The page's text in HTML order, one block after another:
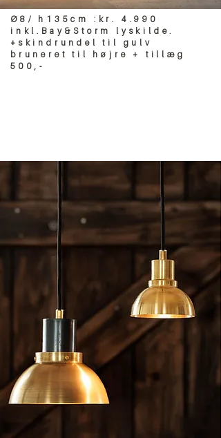
Ø8/ h135cm :kr. 4.990
inkl.Bay&Storm lyskilde.
+skindrundel til gulv
bruneret til højre + tillæg
500,-